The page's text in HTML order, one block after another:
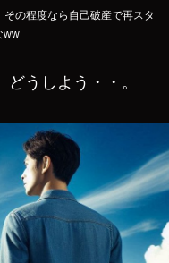
の程度なら自己破産で再スタ
ww
うしよう・・。